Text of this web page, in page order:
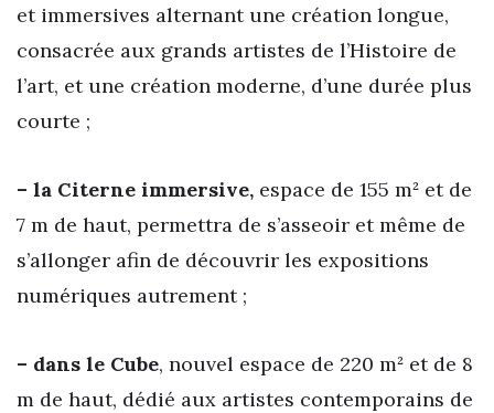
et immersives alternant une création longue,
consacrée aux grands artistes de l’Histoire de
l’art, et une création moderne, d’une durée plus
courte ;
– la Citerne immersive, espace de 155 m² et de
7 m de haut, permettra de s’asseoir et même de
s’allonger afin de découvrir les expositions
numériques autrement ;
– dans le Cube, nouvel espace de 220 m² et de 8
m de haut, dédié aux artistes contemporains de